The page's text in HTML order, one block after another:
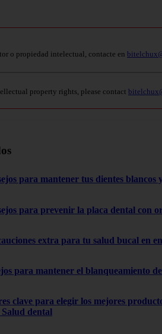
o propiedad intelectual, contacte en
property rights, please contact
para mantener tus dientes blancos
para prevenir la placa dental con
extra para tu salud bucal en
para mantener el blanqueamiento
clave para elegir los mejores
Salud dental